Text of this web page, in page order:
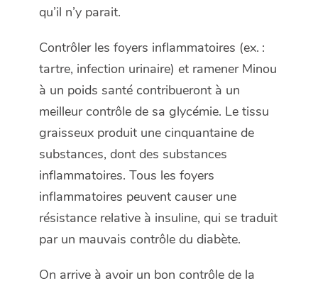
qu’il n’y parait.
Contrôler les foyers inflammatoires (ex. :
tartre, infection urinaire) et ramener Minou
à un poids santé contribueront à un
meilleur contrôle de sa glycémie. Le tissu
graisseux produit une cinquantaine de
substances, dont des substances
inflammatoires. Tous les foyers
inflammatoires peuvent causer une
résistance relative à insuline, qui se traduit
par un mauvais contrôle du diabète.
On arrive à avoir un bon contrôle de la